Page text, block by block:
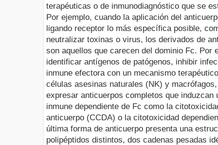
terapéuticas o de inmunodiagnóstico que se
Por ejemplo, cuando la aplicación del
ligando receptor lo más específica posible,
neutralizar toxinas o virus, los derivados de
son aquellos que carecen del dominio Fc. Por
identificar antígenos de patógenos, inhibir
inmune efectora con un mecanismo
células asesinas naturales (NK) y
expresar anticuerpos completos que induzcan
inmune dependiente de Fc como la
anticuerpo (CCDA) o la citotoxicidad
última forma de anticuerpo presenta una
polipéptidos distintos, dos cadenas pesadas